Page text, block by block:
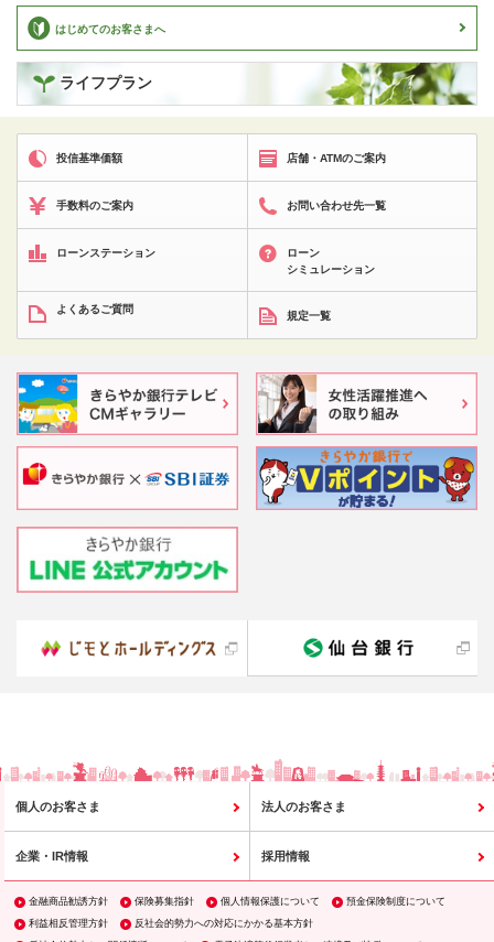
はじめてのお客さまへ
ライフプラン
投信基準価額 店舗・ATMのご案内
手数料のご案内 お問い合わせ先一覧
ローンステーション
ローン
シミュレーション
よくあるご質問
規定一覧
個人のお客さま 法人のお客さま
企業・IR情報 採用情報
金融商品勧誘方針 保険募集指針 個人情報保護について
預金保険制度について
利益相反管理方針
反社会的勢力への対応にかかる基本方針